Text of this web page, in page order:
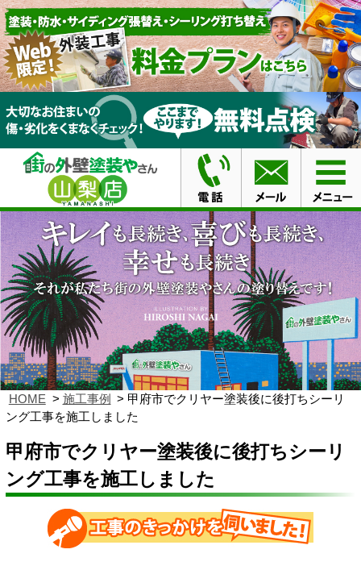
HOME 施工事例
甲府市でクリヤー塗装後に後打ちシーリ
ング工事を施工しました
甲府市でクリヤー塗装後に後打ちシーリ
ング工事を施工しました